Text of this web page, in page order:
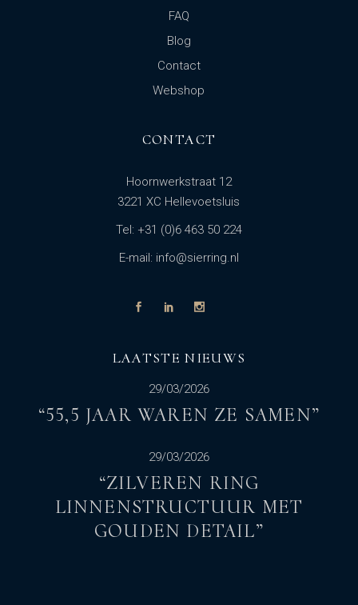
FAQ
Blog
Contact
Webshop
CONTACT
Hoornwerkstraat 12
3221 XC Hellevoetsluis
Tel: +31 (0)6 463 50 224
E-mail: info@sierring.nl
LAATSTE NIEUWS
29/03/2026
“55,5 JAAR WAREN ZE SAMEN”
29/03/2026
“ZILVEREN RING
LINNENSTRUCTUUR MET
GOUDEN DETAIL”